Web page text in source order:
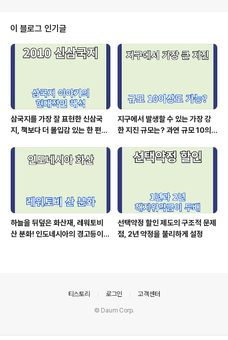
이 블로그 인기글
삼국지를 가장 잘 표현한 신삼국
지, 책보다 더 몰입감 있는 한 편의
지구에서 발생할 수 있는 가장 강
한 지진 규모는? 과연 규모 10의
하늘을 뒤덮은 화산재, 레워토비
산 분화! 인도네시아의 경고등이
선택약정 할인 제도의 구조적 문제
점, 2년 약정을 불리하게 설정
티스토리 로그인 고객센터
© Daum Corp.